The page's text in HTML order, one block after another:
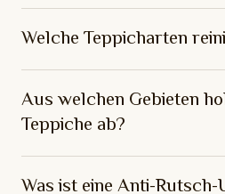
Welche Teppicharten
Aus welchen Gebieten
Teppiche ab?
Was ist eine Anti-